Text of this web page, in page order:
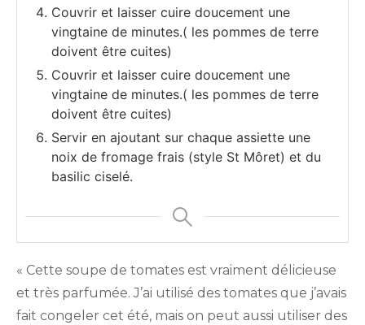
Couvrir et laisser cuire doucement une
vingtaine de minutes.( les pommes de terre
doivent être cuites)
Couvrir et laisser cuire doucement une
vingtaine de minutes.( les pommes de terre
doivent être cuites)
Servir en ajoutant sur chaque assiette une
noix de fromage frais (style St Môret) et du
basilic ciselé.
« Cette soupe de tomates est vraiment délicieuse
et très parfumée. J’ai utilisé des tomates que j’avais
fait congeler cet été, mais on peut aussi utiliser des